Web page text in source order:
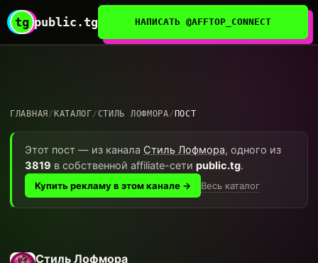
tg public.tg НАПИСАТЬ @AFFTOP_CONNECT
ГЛАВНАЯ / КАТАЛОГ/СТИЛЬ ЛОФМОРА/ ПОСТ
Этот пост — из канала Стиль Лофмора, одного из
3819 в собственной affiliate-сети public.tg.
Купить рекламу в этом канале → Весь каталог
Стиль Лофмора